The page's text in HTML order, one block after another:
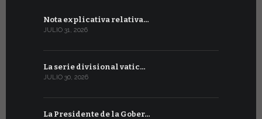
Nota explicativa relativa…
JULIO 31, 2026
La serie divisional vatic…
JULIO 30, 2026
La Presidente de la Gober…